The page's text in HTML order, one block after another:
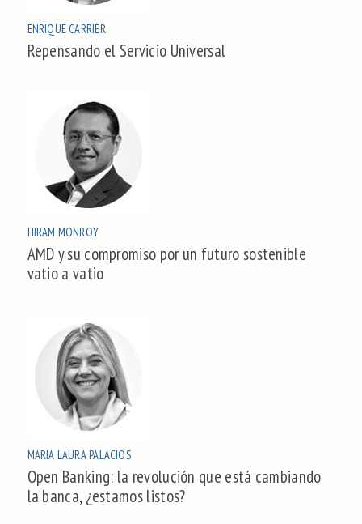
ENRIQUE CARRIER
Repensando el Servicio Universal
HIRAM MONROY
AMD y su compromiso por un futuro sostenible
vatio a vatio
MARIA LAURA PALACIOS
Open Banking: la revolución que está cambiando
la banca, ¿estamos listos?